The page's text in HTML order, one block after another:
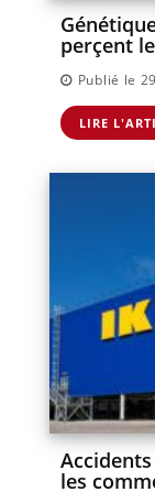
perçent
Publié le
LIRE
les